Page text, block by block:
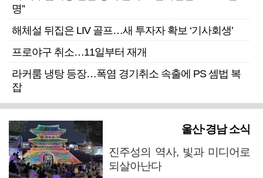
명”
해체설 뒤집은 LIV 골프…새 투자자 확보 ‘기사회생’
프로야구 취소…11일부터 재개
라커룸 냉탕 등장…폭염 경기취소 속출에 PS 셈법 복
잡
울산·경남 소식
진주성의 역사, 빛과 미디어로
되살아난다